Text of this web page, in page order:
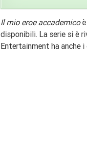
Il mio eroe accademicoè
disponibili. La serie si è
Entertainment ha